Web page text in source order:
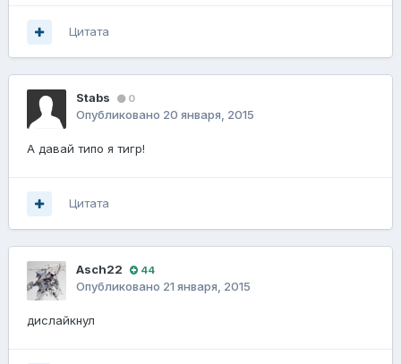
Цитата
Stabs 0
Опубликовано 20 января, 2015
А давай типо я тигр!
Цитата
Asch22 44
Опубликовано 21 января, 2015
дислайкнул